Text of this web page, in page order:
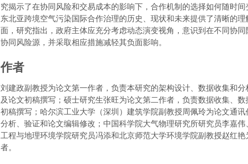
究揭示了在协同风险和交易成本的影响下，合作机制的选择如何随时间
东北亚跨境空气污染国际合作治理的历史、现状和未来提供了清晰的
面，研究指出，政府主体应充分考虑动态演变视角，意识到在不同协同
协同风险源，并采取相应措施减轻其负面影响。
作者
刘建政副教授为论文第一作者，负责本研究的架构设计、数据收集和分
及论文初稿撰写；硕士研究生张旺为论文第二作者，负责数据收集、数
初稿撰写；哈尔滨工业大学（深圳）建筑学院副教授周佩玲为论文通
分析、验证和论文编辑修改；中国科学院大气物理研究所研究员李嘉伟
工程与地理环境学院研究员冯添和北京师范大学环境学院副教授赵红
者。